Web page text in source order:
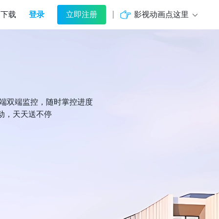
下载 登录 立即注册 影视动画点这里
双端监控，随时掌控进度
，天天送不停